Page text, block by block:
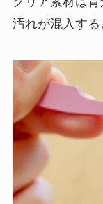
汚れが混入する